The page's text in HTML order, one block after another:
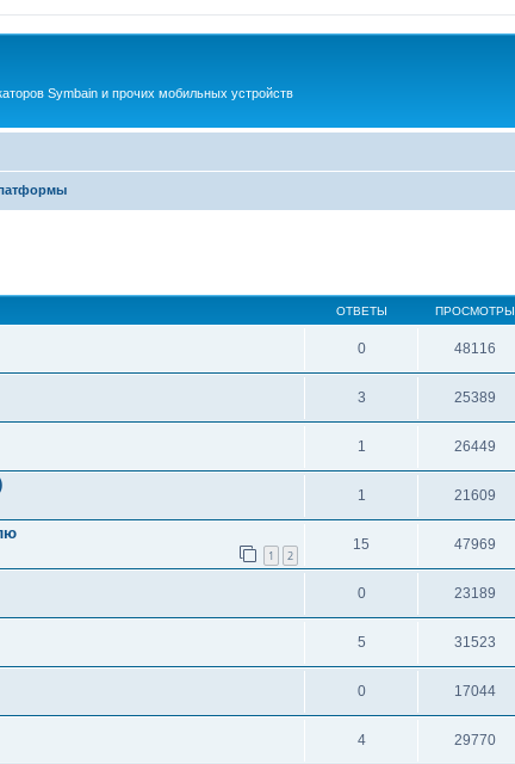
Symbain и прочих мобильных устройств
ОТВЕТЫ ПРОСМОТРЫ
0 48116
3 25389
1 26449
1 21609
1 2
15 47969
0 23189
5 31523
0 17044
4 29770